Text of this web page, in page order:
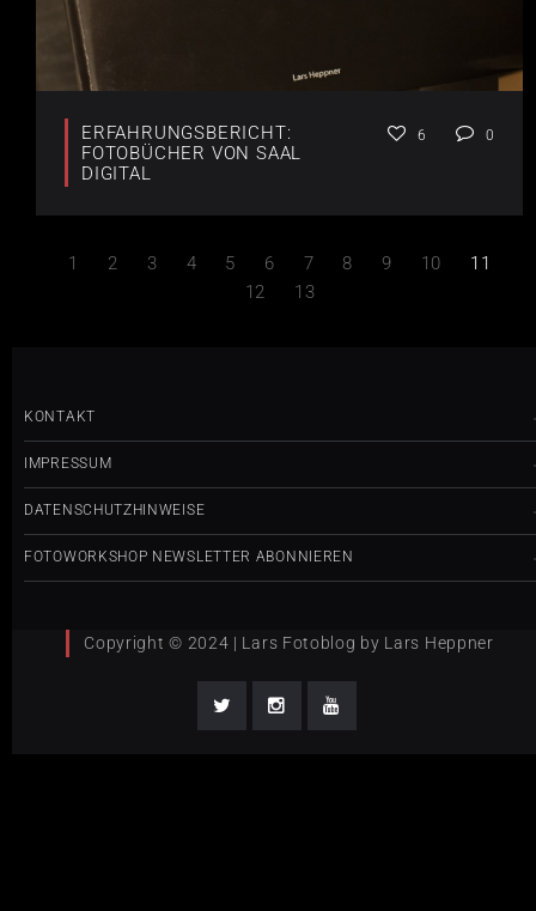
ERFAHRUNGSBERICHT:
FOTOBÜCHER VON SAAL
DIGITAL
6 0
1 2 3 4 5 6 7 8 9 10
11
12
13
KONTAKT
IMPRESSUM
DATENSCHUTZHINWEISE
FOTOWORKSHOP NEWSLETTER ABONNIEREN
Copyright © 2024 | Lars Fotoblog by Lars Heppner